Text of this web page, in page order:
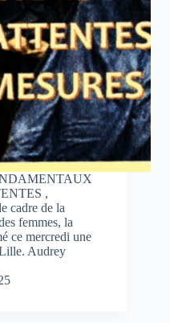
,
cadre de la
femmes, la
ce mercredi une
Audrey